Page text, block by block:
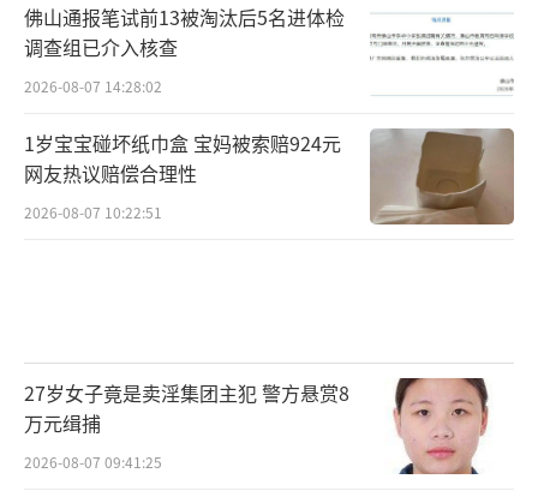
佛山通报笔试前13被淘汰后5名进体检
调查组已介入核查
2026-08-07 14:28:02
1岁宝宝碰坏纸巾盒 宝妈被索赔924元
网友热议赔偿合理性
2026-08-07 10:22:51
27岁女子竟是卖淫集团主犯 警方悬赏8
万元缉捕
2026-08-07 09:41:25